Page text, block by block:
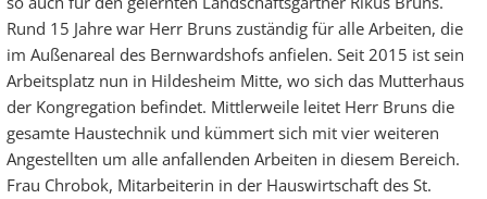
Rund 15 Jahre war Herr Bruns zuständig für alle Arbeiten, die
im Außenareal des Bernwardshofs anfielen. Seit 2015 ist sein
Arbeitsplatz nun in Hildesheim Mitte, wo sich das Mutterhaus
der Kongregation befindet. Mittlerweile leitet Herr Bruns die
gesamte Haustechnik und kümmert sich mit vier weiteren
Angestellten um alle anfallenden Arbeiten in diesem Bereich.
Frau Chrobok, Mitarbeiterin in der Hauswirtschaft des St.